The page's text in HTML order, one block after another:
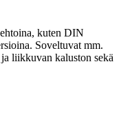
kuten DIN
Soveltuvat mm.
liikkuvan kaluston sekä